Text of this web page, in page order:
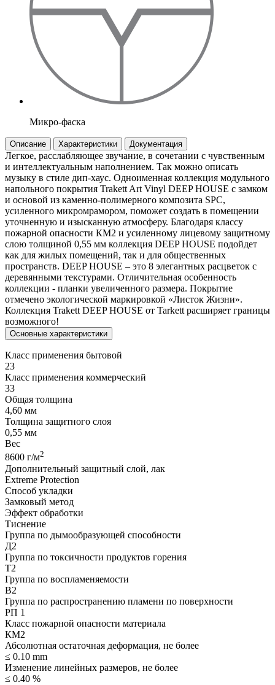
Микро-фаска
Описание Характеристики Документация
Легкое, расслабляющее звучание, в сочетании с чувственным
и интеллектуальным наполнением. Так можно описать
музыку в стиле дип-хаус. Одноименная коллекция модульного
напольного покрытия Trakett Art Vinyl DEEP HOUSE с замком
и основой из каменно-полимерного композита SPC,
усиленного микромрамором, поможет создать в помещении
уточненную и изысканную атмосферу. Благодаря классу
пожарной опасности КМ2 и усиленному лицевому защитному
слою толщиной 0,55 мм коллекция DEEP HOUSE подойдет
как для жилых помещений, так и для общественных
пространств. DEEP HOUSE – это 8 элегантных расцветок с
деревянными текстурами. Отличительная особенность
коллекции - планки увеличенного размера. Покрытие
отмечено экологической маркировкой «Листок Жизни».
Коллекция Trakett DEEP HOUSE от Tarkett расширяет границы
возможного!
Основные характеристики
Класс применения бытовой
23
Класс применения коммерческий
33
Общая толщина
4,60 мм
Толщина защитного слоя
0,55 мм
Вес
8600 г/м2
Дополнительный защитный слой, лак
Extreme Protection
Способ укладки
Замковый метод
Эффект обработки
Тиснение
Группа по дымообразующей способности
Д2
Группа по токсичности продуктов горения
Т2
Группа по воспламеняемости
В2
Группа по распространению пламени по поверхности
РП 1
Класс пожарной опасности материала
КМ2
Абсолютная остаточная деформация, не более
≤ 0.10 mm
Изменение линейных размеров, не более
≤ 0.40 %